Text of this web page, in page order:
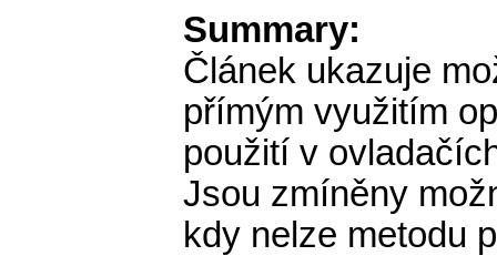
Summary:
Článek ukazuje
přímým využitím
použití v
Jsou zmíněny
kdy nelze metodu